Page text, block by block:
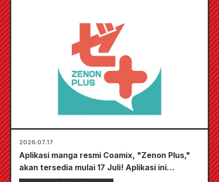
2026.07.17
Aplikasi manga resmi Coamix, "Zenon Plus,"
akan tersedia mulai 17 Juli! Aplikasi ini
dilengkapi dengan berbagai fitur untuk